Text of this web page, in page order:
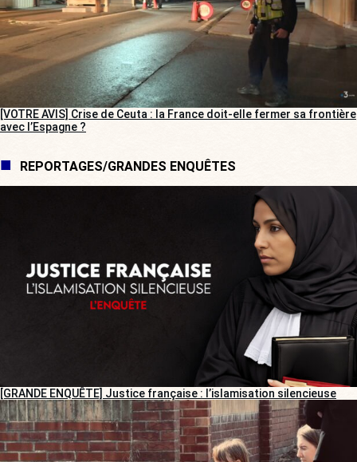
[VOTRE AVIS] Crise de Ceuta : la France doit-elle fermer sa frontière
avec l’Espagne ?
REPORTAGES/GRANDES ENQUÊTES
[GRANDE ENQUÊTE] Justice française : l’islamisation silencieuse